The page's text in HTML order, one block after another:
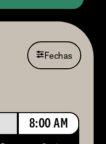
Fechas
8:00 AM